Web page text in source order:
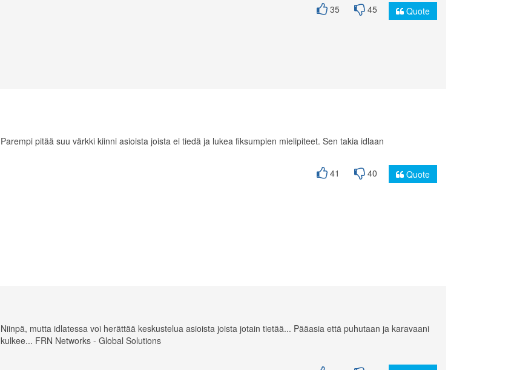
35 45 Quote
Parempi pitää suu värkki kiinni asioista joista ei tiedä ja lukea fiksumpien mielipiteet. Sen takia idlaan
41 40 Quote
Niinpä, mutta idlatessa voi herättää keskustelua asioista joista jotain tietää... Pääasia että puhutaan ja karavaani
kulkee... FRN Networks - Global Solutions